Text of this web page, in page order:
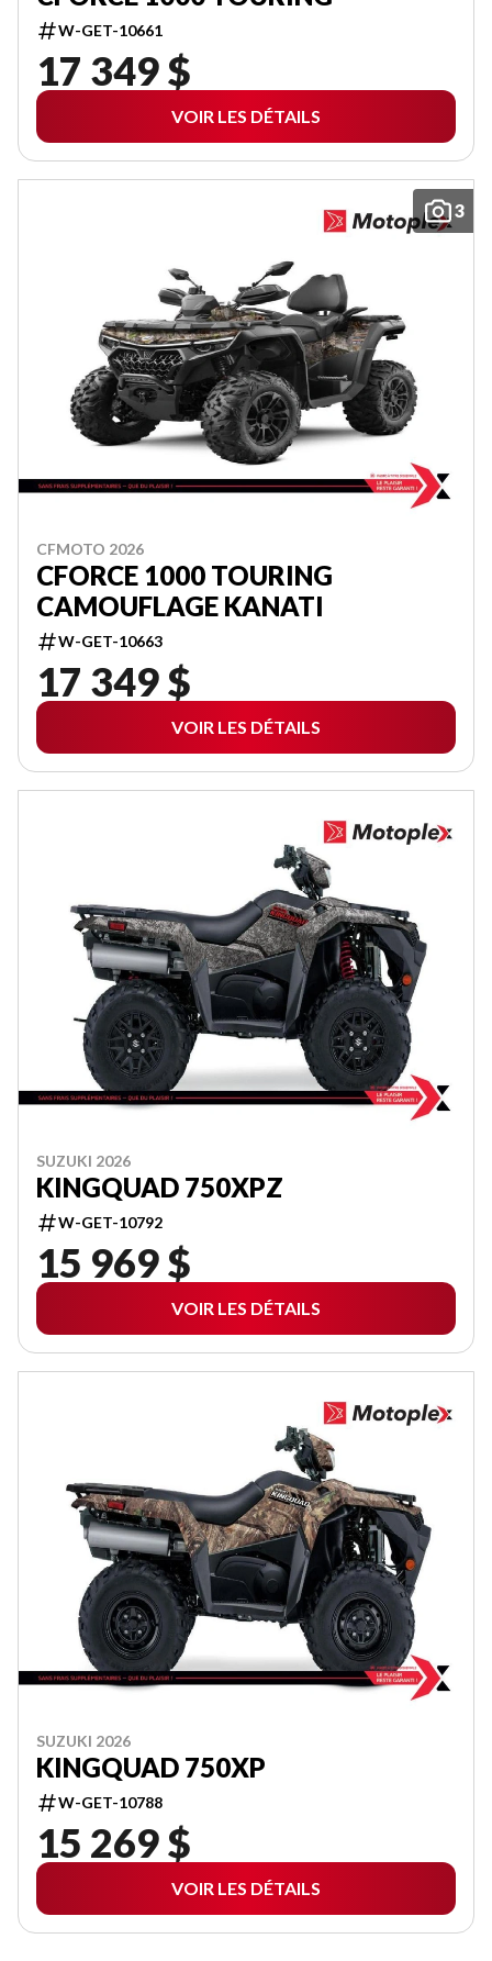
W-GET-10661
17 349 $
VOIR LES DÉTAILS
3
CFMOTO 2026
CFORCE 1000 TOURING
CAMOUFLAGE KANATI
W-GET-10663
17 349 $
VOIR LES DÉTAILS
SUZUKI 2026
KINGQUAD 750XPZ
W-GET-10792
15 969 $
VOIR LES DÉTAILS
SUZUKI 2026
KINGQUAD 750XP
W-GET-10788
15 269 $
VOIR LES DÉTAILS